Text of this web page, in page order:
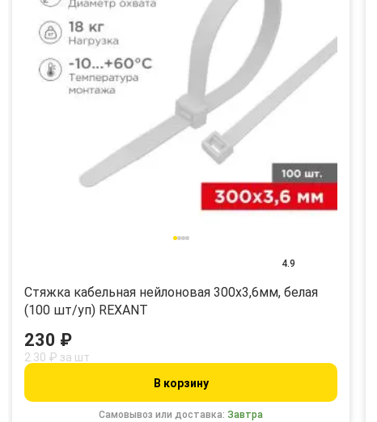
4.9
Стяжка кабельная нейлоновая 300x3,6мм, белая
(100 шт/уп) REXANT
Самовывоз или доставка:Завтра
230 ₽
2.30 ₽ за шт
В корзину